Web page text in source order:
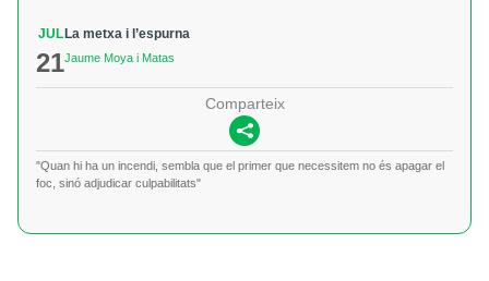
JUL
21
La metxa i l’espurna
Jaume Moya i Matas
Comparteix
"Quan hi ha un incendi, sembla que el primer que necessitem no és apagar el
foc, sinó adjudicar culpabilitats"